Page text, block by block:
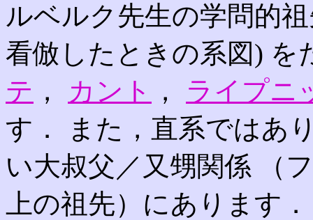
ルベルク先生の学問的
看倣したときの系図) を
テ ， カント ， ライプニ
す． また，直系ではあ
い大叔父／又甥関係 （
上の祖先）にあります